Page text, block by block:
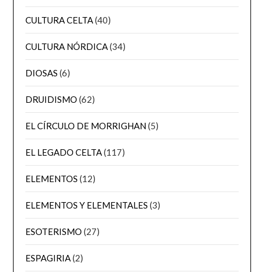
CULTURA CELTA(40)
CULTURA NÓRDICA(34)
DIOSAS (6)
DRUIDISMO (62)
EL CÍRCULO DE MORRIGHAN(5)
EL LEGADO CELTA(117)
ELEMENTOS (12)
ELEMENTOS Y ELEMENTALES (3)
ESOTERISMO (27)
ESPAGIRIA(2)